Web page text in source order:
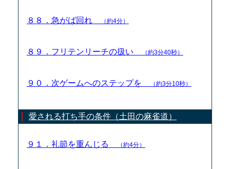
８８．急がば回れ （約4分）
８９．フリテンリーチの扱い （約3分40秒）
９０．次ゲームへのステップを （約3分10秒）
愛される打ち手の条件（土田の麻雀道）
９１．礼節を重んじる （約4分）